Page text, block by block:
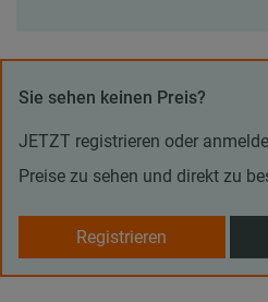
Sie sehen keinen Preis?
JETZT registrieren oder
Preise zu sehen und direkt zu
Registrieren